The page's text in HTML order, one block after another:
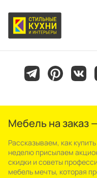
Мебель на заказ
Рассказываем, как
неделю присылаем
скидки и советы
мебель мечты, которая